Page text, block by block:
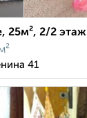
25м², 2/2 этаж
41